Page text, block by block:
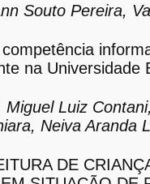
Souto Pereira,
na Universidade
Miguel Luiz
Neiva Aranda
DE